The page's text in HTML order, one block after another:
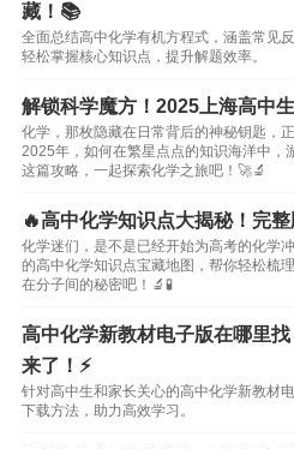
藏！📚
全面总结高中化学有机方程式，涵盖常见
轻松掌握核心知识点，提升解题效率。
解锁科学魔方！2025上海高中
化学，那枚隐藏在日常背后的神秘钥匙，
2025年，如何在繁星点点的知识海洋中，
这篇攻略，一起探索化学之旅吧！🚀🔬
🔥高中化学知识点大揭秘！完
化学迷们，是不是已经开始为高考的化学
的高中化学知识点宝藏地图，帮你轻松梳
在分子间的秘密吧！🔬🧪
高中化学新教材电子版在哪里
来了！⚡️
针对高中生和家长关心的高中化学新教材
下载方法，助力高效学习。